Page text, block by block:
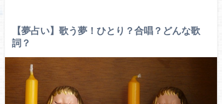
【夢占い】歌う夢！ひとり？合唱？どんな歌
詞？